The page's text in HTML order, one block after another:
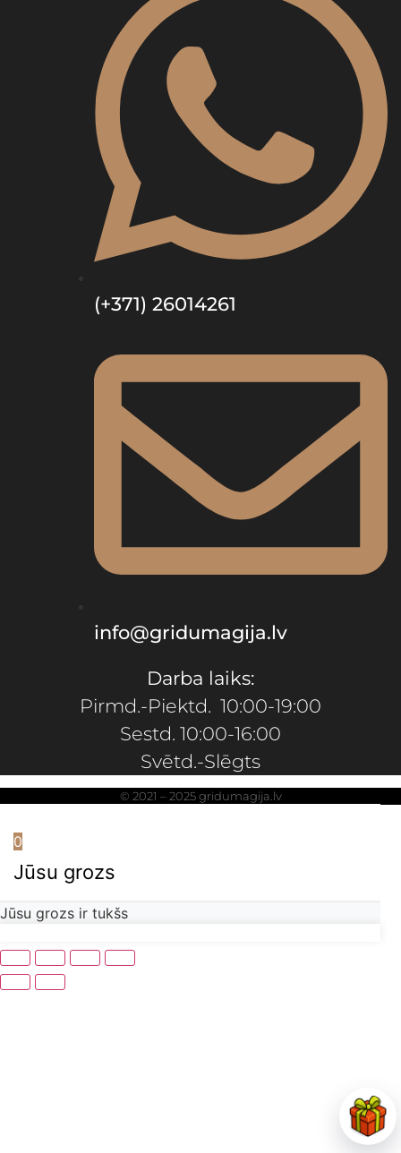
(+371) 26014261
info@gridumagija.lv
Darba laiks:
Pirmd.-Piektd. 10:00-19:00
Sestd. 10:00-16:00
Svētd.-Slēgts
© 2021 – 2025 gridumagija.lv
0
Jūsu grozs
Jūsu grozs ir tukšs